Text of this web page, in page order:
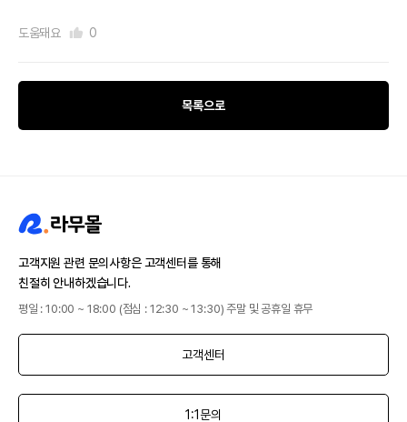
도움돼요 0
목록으로
고객지원 관련 문의사항은 고객센터를 통해
친절히 안내하겠습니다.
평일 : 10:00 ~ 18:00 (점심 : 12:30 ~ 13:30) 주말 및 공휴일 휴무
고객센터
1:1문의